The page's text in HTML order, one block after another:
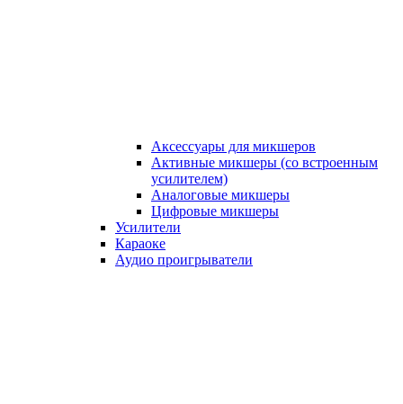
Аксессуары для микшеров
Активные микшеры (со встроенным
усилителем)
Аналоговые микшеры
Цифровые микшеры
Усилители
Караоке
Аудио проигрыватели